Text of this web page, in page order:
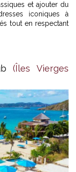
et ajouter du
iconiques à
tout en respectant
(Îles Vierges